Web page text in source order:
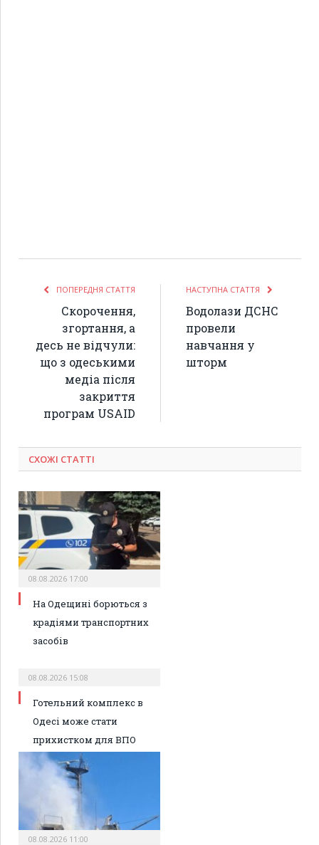
ПОПЕРЕДНЯ СТАТТЯ
Скорочення,
згортання, а
десь не відчули:
що з одеськими
медіа після
закриття
програм USAID
НАСТУПНА СТАТТЯ
Водолази ДСНС
провели
навчання у
шторм
СХОЖІ СТАТТІ
08.08.2026 17:00
На Одещині борються з
крадіями транспортних
засобів
08.08.2026 15:08
Готельний комплекс в
Одесі може стати
прихистком для ВПО
08.08.2026 11:00